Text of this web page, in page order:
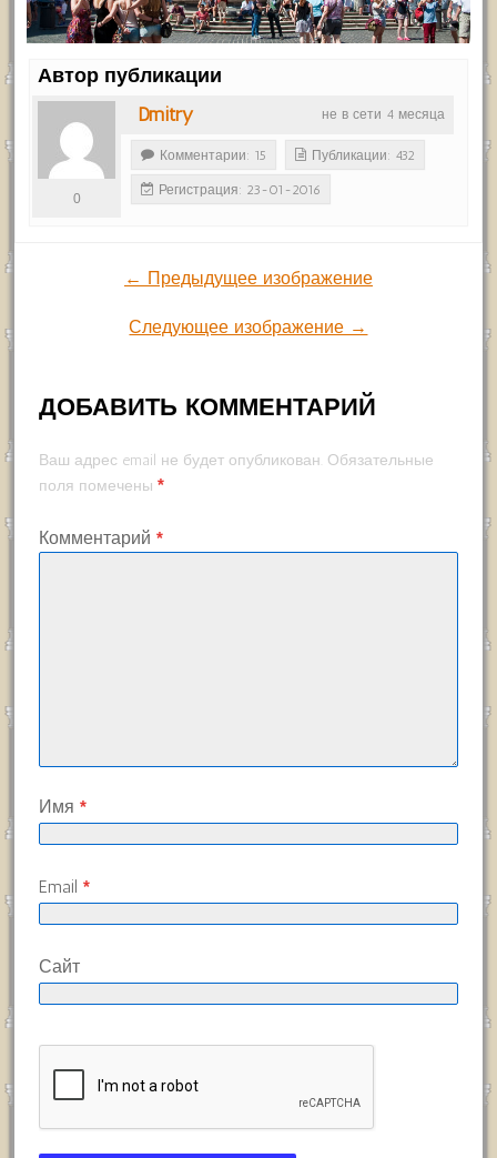
Автор публикации
не в сети 4 месяца
Dmitry
0
Комментарии: 15 Публикации: 432
Регистрация: 23-01-2016
← Предыдущее изображение
Следующее изображение →
ДОБАВИТЬ КОММЕНТАРИЙ
Ваш адрес email не будет опубликован. Обязательные
поля помечены *
Комментарий *
Имя *
Email *
Сайт